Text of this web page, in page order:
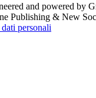
and powered by
Publishing & New
personali